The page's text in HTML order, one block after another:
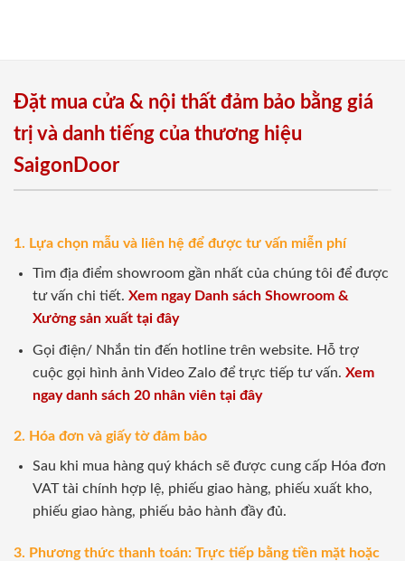
Đặt mua cửa & nội thất đảm bảo bằng giá
trị và danh tiếng của thương hiệu
SaigonDoor
1. Lựa chọn mẫu và liên hệ để được tư vấn miễn phí
Tìm địa điểm showroom gần nhất của chúng tôi để được
tư vấn chi tiết. Xem ngay Danh sách Showroom &
Xưởng sản xuất tại đây
Gọi điện/ Nhắn tin đến hotline trên website. Hỗ trợ
cuộc gọi hình ảnh Video Zalo để trực tiếp tư vấn. Xem
ngay danh sách 20 nhân viên tại đây
2. Hóa đơn và giấy tờ đảm bảo
Sau khi mua hàng quý khách sẽ được cung cấp Hóa đơn
VAT tài chính hợp lệ, phiếu giao hàng, phiếu xuất kho,
phiếu giao hàng, phiếu bảo hành đầy đủ.
3. Phương thức thanh toán: Trực tiếp bằng tiền mặt hoặc